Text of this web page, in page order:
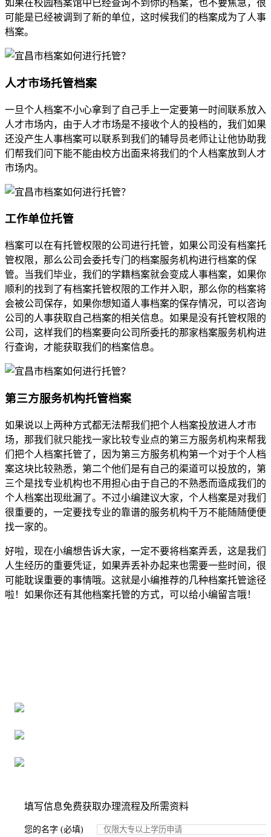
如果在校园档案馆中已经查询不到你的档案，也不要焦急，很
可能是已经被调到了新的单位，这时候我们的档案成为了人事
档案。
人才市场托管档案
一旦个人档案不小心拿到了自己手上一定要第一时间联系放入
人才市场内，由于人才市场是不接收个人的投档的，我们如果
还没产生人事档案可以联系到我们的辅导员老师让让他协助我
们帮我们问下能不能由校方出面来将我们的个人档案放到人才
市场内。
工作单位托管
档案可以在有托管权限的公司进行托管，如果公司没有档案托
管权限，那么公司会委托专门的档案服务机构进行档案的保
管。当我们毕业，我们的学籍档案就会变成人事档案，如果你
顺利的找到了有档案托管权限的工作并入职，那么你的档案将
会被公司保存，如果你想知道人事档案的保存情况，可以咨询
公司的人事获取自己档案的相关信息。如果是没有托管权限的
公司，这样我们的档案要向公司所委托的那家档案服务机构进
行查询，才能获取我们的档案信息。
第三方服务机构托管档案
如果说以上两种方式都无法帮我们把个人档案投放进人才市
场，那我们就只能找一家比较专业点的第三方服务机构来帮我
们把个人档案托管了，因为第三方服务机构第一个对于个人档
案这块比较熟悉，第二个他们是有自己的渠道可以投放的，第
三个是找专业机构也不用担心由于自己的不熟悉而造成我们的
个人档案出现纰漏了。不过小编建议大家，个人档案是对我们
很重要的，一定要找专业的靠谱的服务机构千万不能随随便便
找一家的。
好啦，现在小编想告诉大家，一定不要将档案弄丢，这是我们
人生经历的重要凭证，如果弄丢补办起来也需要一些时间，很
可能耽误重要的事情哦。这就是小编推荐的几种档案托管途径
啦！如果你还有其他档案托管的方式，可以给小编留言哦！
填写信息免费获取办理流程及所需资料
您的名字 (必填)